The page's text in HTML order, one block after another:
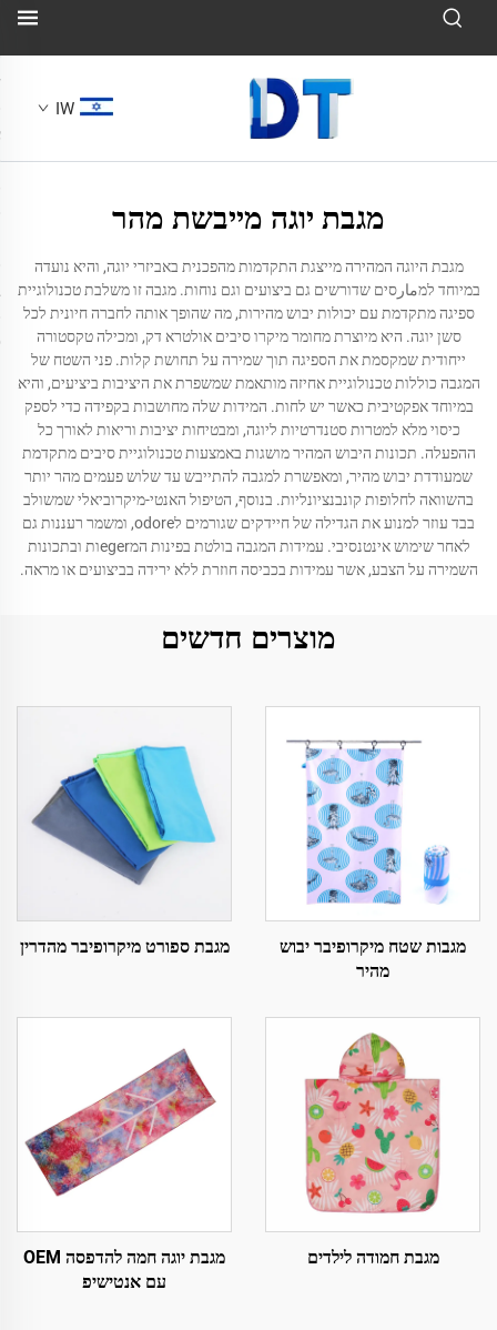
IW
מגבת יוגה מייבשת מהר
מגבת היוגה המהירה מייצגת התקדמות מהפכנית באביזרי יוגה, והיא נועדה
במיוחד למمارסים שדורשים גם ביצועים וגם נוחות. מגבה זו משלבת טכנולוגיית
ספיגה מתקדמת עם יכולות יבוש מהירות, מה שהופך אותה לחברה חיונית לכל
סשן יוגה. היא מיוצרת מחומר מיקרו סיבים אולטרא דק, ומכילה טקסטורה
ייחודית שמקסמת את הספיגה תוך שמירה על תחושת קלות. פני השטח של
המגבה כוללות טכנולוגיית אחיזה מותאמת שמשפרת את היציבות ביציעים, והיא
במיוחד אפקטיבית כאשר יש לחות. המידות שלה מחושבות בקפידה כדי לספק
כיסוי מלא למטרות סטנדרטיות ליוגה, ומבטיחות יציבות וריאות לאורך כל
ההפעלה. תכונות היבוש המהיר מושגות באמצעות טכנולוגיית סיבים מתקדמת
שמעודדת יבוש מהיר, ומאפשרת למגבה להתייבש עד שלוש פעמים מהר יותר
בהשוואה לחלופות קונבנציונליות. בנוסף, הטיפול האנטי-מיקרוביאלי שמשולב
בבד עוזר למנוע את הגדילה של חיידקים שגורמים לodore, ומשמר רעננות גם
לאחר שימוש אינטנסיבי. עמידות המגבה בולטת בפינות המegerות ובתכונות
השמירה על הצבע, אשר עמידות בכביסה חוזרת ללא ירידה בביצועים או מראה.
מוצרים חדשים
מגבות שטח מיקרופיבר יבוש
מהיר
מגבת ספורט מיקרופיבר מהדרין
מגבת חמודה לילדים
מגבת יוגה חמה להדפסה OEM
עם אנטישיפ